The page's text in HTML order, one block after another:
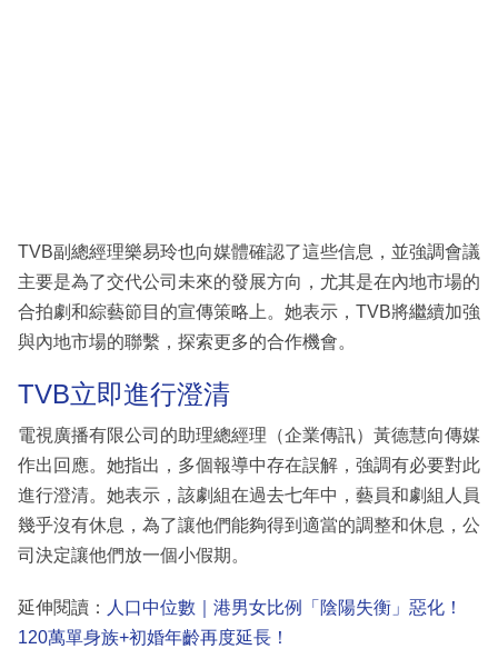
TVB副總經理樂易玲也向媒體確認了這些信息，並強調會議
主要是為了交代公司未來的發展方向，尤其是在內地市場的
合拍劇和綜藝節目的宣傳策略上。她表示，TVB將繼續加強
與內地市場的聯繫，探索更多的合作機會。
TVB立即進行澄清
電視廣播有限公司的助理總經理（企業傳訊）黃德慧向傳媒
作出回應。她指出，多個報導中存在誤解，強調有必要對此
進行澄清。她表示，該劇組在過去七年中，藝員和劇組人員
幾乎沒有休息，為了讓他們能夠得到適當的調整和休息，公
司決定讓他們放一個小假期。
延伸閱讀： 人口中位數｜港男女比例「陰陽失衡」惡化！
120萬單身族+初婚年齡再度延長！